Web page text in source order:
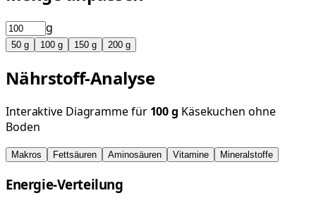
g
50 g 100 g 150 g 200 g
Nährstoff-Analyse
Interaktive Diagramme für 100g Käsekuchen ohne
Boden
Makros Fettsäuren Aminosäuren Vitamine Mineralstoffe
Energie-Verteilung